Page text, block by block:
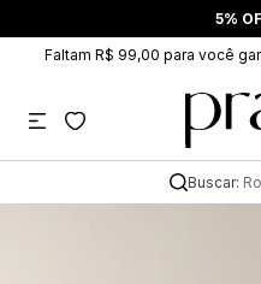
5%
Faltam R$ 99,00 para você
Buscar: